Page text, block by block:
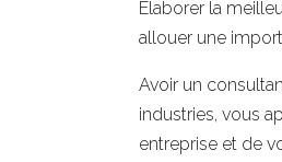
Élaborer la
allouer une
Avoir un
industries, vous
entreprise et de